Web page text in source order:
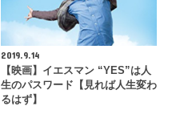
2019.9.14
【映画】イエスマン “YES”は人
生のパスワード【見れば人生変わ
るはず】